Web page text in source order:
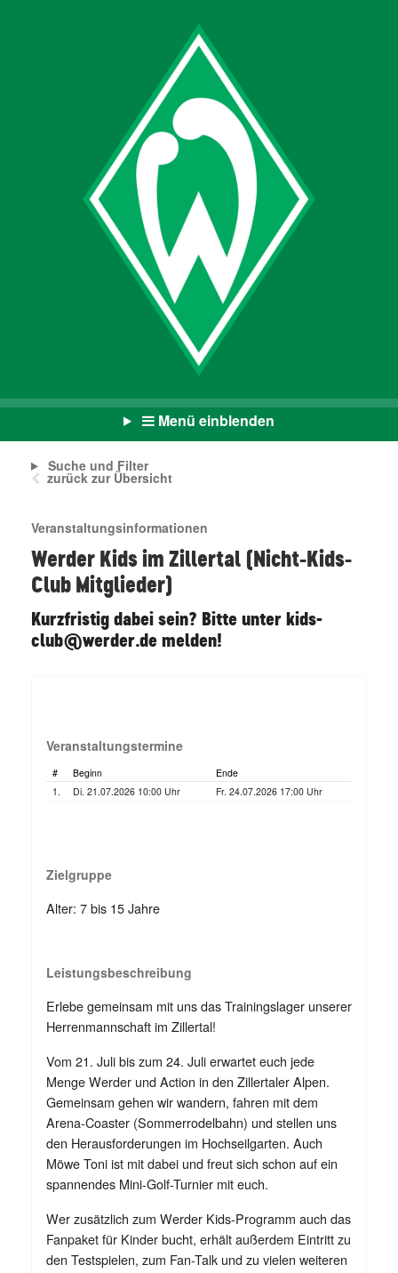
Menü einblenden
Suche und Filter
zurück zur Übersicht
Veranstaltungsinformationen
Werder Kids im Zillertal (Nicht-Kids-
Club Mitglieder)
Kurzfristig dabei sein? Bitte unter kids-
club@werder.de melden!
Veranstaltungstermine
# Beginn
Ende
1.
Di. 21.07.2026 10:00 Uhr Fr. 24.07.2026 17:00 Uhr
Zielgruppe
Alter: 7 bis 15 Jahre
Leistungsbeschreibung
Erlebe gemeinsam mit uns das Trainingslager unserer
Herrenmannschaft im Zillertal!
Vom 21. Juli bis zum 24. Juli erwartet euch jede
Menge Werder und Action in den Zillertaler Alpen.
Gemeinsam gehen wir wandern, fahren mit dem
Arena-Coaster (Sommerrodelbahn) und stellen uns
den Herausforderungen im Hochseilgarten. Auch
Möwe Toni ist mit dabei und freut sich schon auf ein
spannendes Mini-Golf-Turnier mit euch.
Wer zusätzlich zum Werder Kids-Programm auch das
Fanpaket für Kinder bucht, erhält außerdem Eintritt zu
den Testspielen, zum Fan-Talk und zu vielen weiteren